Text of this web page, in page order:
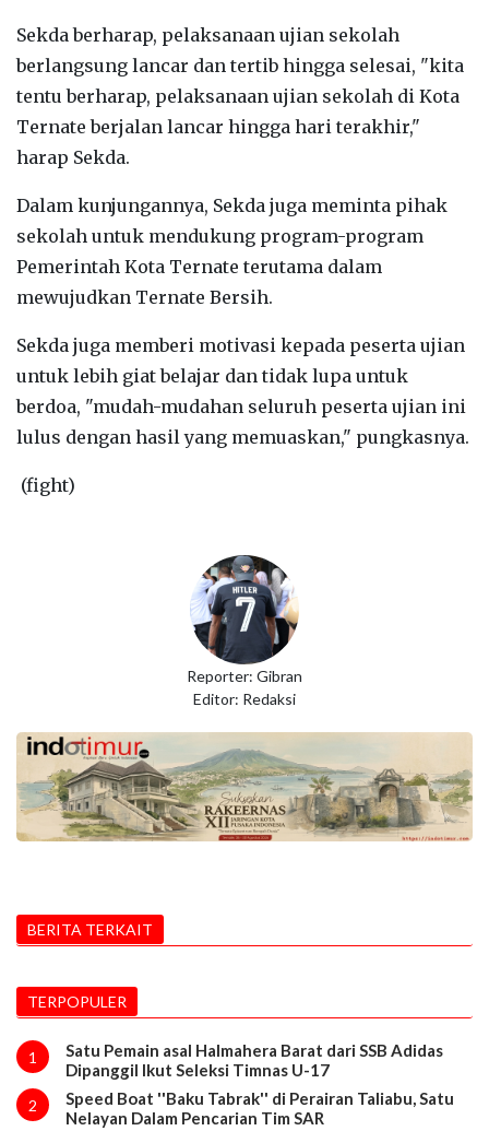
Sekda berharap, pelaksanaan ujian sekolah
berlangsung lancar dan tertib hingga selesai, "kita
tentu berharap, pelaksanaan ujian sekolah di Kota
Ternate berjalan lancar hingga hari terakhir,"
harap Sekda.
Dalam kunjungannya, Sekda juga meminta pihak
sekolah untuk mendukung program-program
Pemerintah Kota Ternate terutama dalam
mewujudkan Ternate Bersih.
Sekda juga memberi motivasi kepada peserta ujian
untuk lebih giat belajar dan tidak lupa untuk
berdoa, "mudah-mudahan seluruh peserta ujian ini
lulus dengan hasil yang memuaskan," pungkasnya.
(fight)
Reporter: Gibran
Editor: Redaksi
BERITA TERKAIT
TERPOPULER
1
Satu Pemain asal Halmahera Barat dari SSB Adidas
Dipanggil Ikut Seleksi Timnas U-17
2
Speed Boat ''Baku Tabrak'' di Perairan Taliabu, Satu
Nelayan Dalam Pencarian Tim SAR